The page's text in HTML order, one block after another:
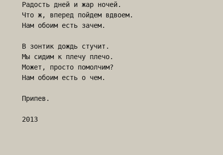
Радость дней и жар ночей.
Что ж, вперед пойдем вдвоем.
Нам обоим есть зачем.
В зонтик дождь стучит.
Мы сидим к плечу плечо.
Может, просто помолчим?
Нам обоим есть о чем.
Припев.
2013